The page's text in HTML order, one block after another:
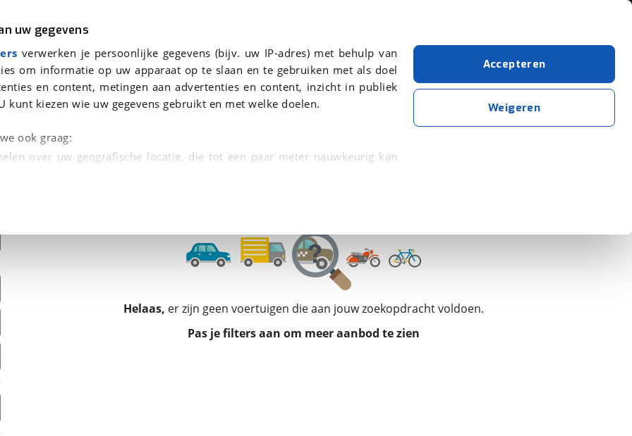
uw gegevens
verwerken je persoonlijke gegevens (bijv. uw IP-adres) met behulp van
om informatie op uw apparaat op te slaan en te gebruiken met als doel
en content, metingen aan advertenties en content, inzicht in publiek
kunt kiezen wie uw gegevens gebruikt en met welke doelen.
ook graag:
over uw geografische locatie, die tot een paar meter nauwkeurig kan
uw toestemming op elk moment wijzigen of intrekken in de
technieken zorgen we voor een betere en meer persoonlijke ervaring.
ervoor dat de website goed werkt. Ook gebruiken we analytische cookies
We tonen je graag relevante advertenties en gebruiken daarvoor
op en buiten onze website volgt – uiteraard op anonieme basis. Meer
en privacyverklaring
cookies. Je voorkeuren kun je later altijd aanpassen via de
Accepteren
Weigeren
Bouwjaar t/m 2022
Helaas, er zijn geen voertuigen die aan jouw zoekopdracht voldoen.
Pas je filters aan om meer aanbod te zien